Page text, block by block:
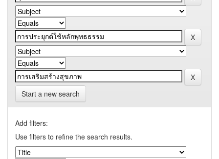
Start a new search
Add filters:
Use filters to refine the search results.